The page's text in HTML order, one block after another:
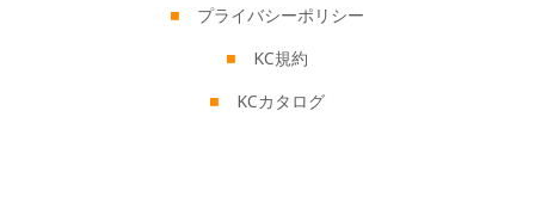
プライバシーポリシー
KC規約
KCカタログ